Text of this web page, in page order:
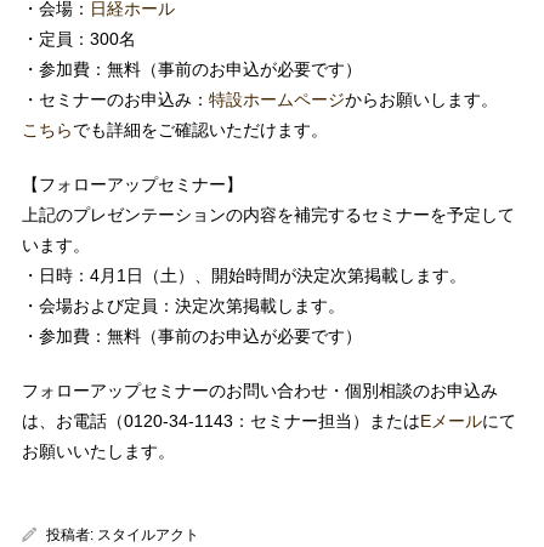
・会場： 日経ホール
・定員：300名
・参加費：無料（事前のお申込が必要です）
・セミナーのお申込み： 特設ホームページからお願いします。
こちらでも詳細をご確認いただけます。
【フォローアップセミナー】
上記のプレゼンテーションの内容を補完するセミナーを予定して
います。
・日時：4月1日（土）、開始時間が決定次第掲載します。
・会場および定員：決定次第掲載します。
・参加費：無料（事前のお申込が必要です）
フォローアップセミナーのお問い合わせ・個別相談のお申込み
は、お電話（0120-34-1143：セミナー担当）またはEメールにて
お願いいたします。
投稿者: スタイルアクト